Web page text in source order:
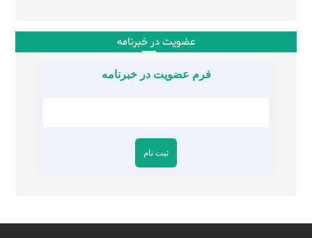
عضویت در خبرنامه
فرم عضویت در خبرنامه